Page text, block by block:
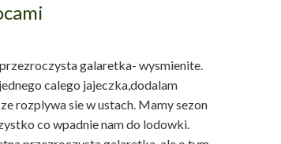
galaretka- wysmienite.
calego jajeczka,dodalam
rozplywa sie w ustach. Mamy sezon
co wpadnie nam do lodowki.